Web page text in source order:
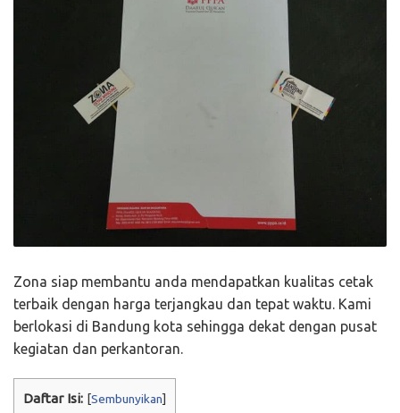
Zona siap membantu anda mendapatkan kualitas cetak
terbaik dengan harga terjangkau dan tepat waktu. Kami
berlokasi di Bandung kota sehingga dekat dengan pusat
kegiatan dan perkantoran.
Daftar Isi: [Sembunyikan]